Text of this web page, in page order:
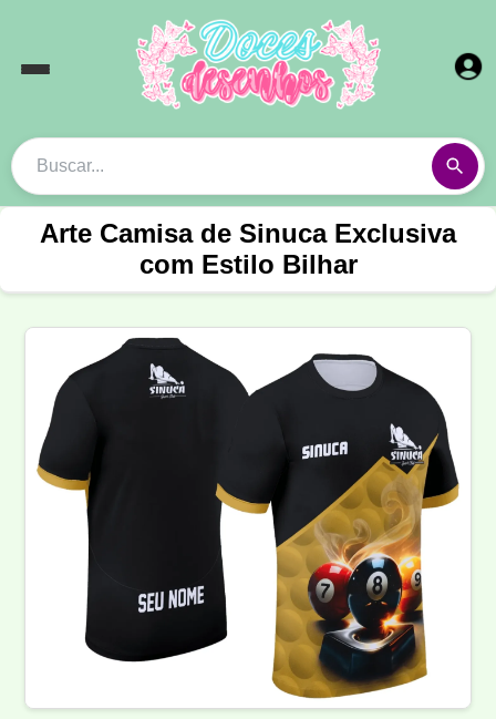
Arte Camisa de Sinuca Exclusiva
com Estilo Bilhar